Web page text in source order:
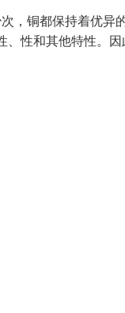
，铜都保持着优
性和其他特性。